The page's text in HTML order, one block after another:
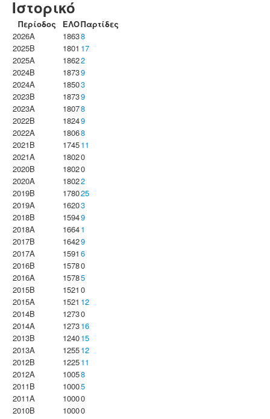
Ιστορικό
Περίοδος ΕΛΟΠαρτίδες
2026A
18638
2025B
1801 17
2025A
18622
2024B
18739
2024A
18503
2023B
18739
2023Α
18078
2022B
18249
2022A
18068
2021B
174511
2021A
18020
2020B
18020
2020A
18022
2019B
178025
2019A
16203
2018B
15949
2018A
16641
2017B
16429
2017A
1591 6
2016B
15780
2016A
15785
2015B
1521 0
2015A
1521 12
2014B
12730
2014A
127316
2013B
124015
2013A
125512
2012B
122511
2012A
10058
2011B
10005
2011A
10000
2010B
10000